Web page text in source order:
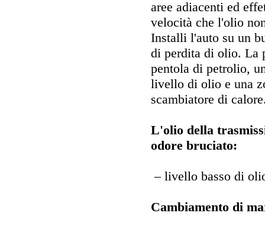
aree adiacenti ed
velocità che l'olio
Installi l'auto su un
di perdita di olio. La
pentola di petrolio,
livello di olio e una
scambiatore di
L'olio della
odore bruciato:
– livello basso di
Cambiamento di